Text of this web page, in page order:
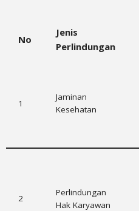
No
Jenis
Perlindungan
1
Jaminan
Kesehatan
2
Perlindungan
Hak Karyawan